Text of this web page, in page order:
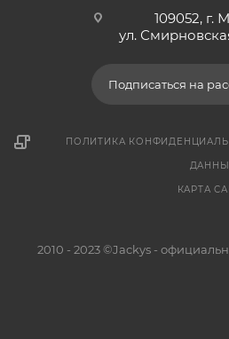
109052, г.
ул.
Подписаться на
ПОЛИТИКА
КАРТА
2010 - 2023 ©Jackys -